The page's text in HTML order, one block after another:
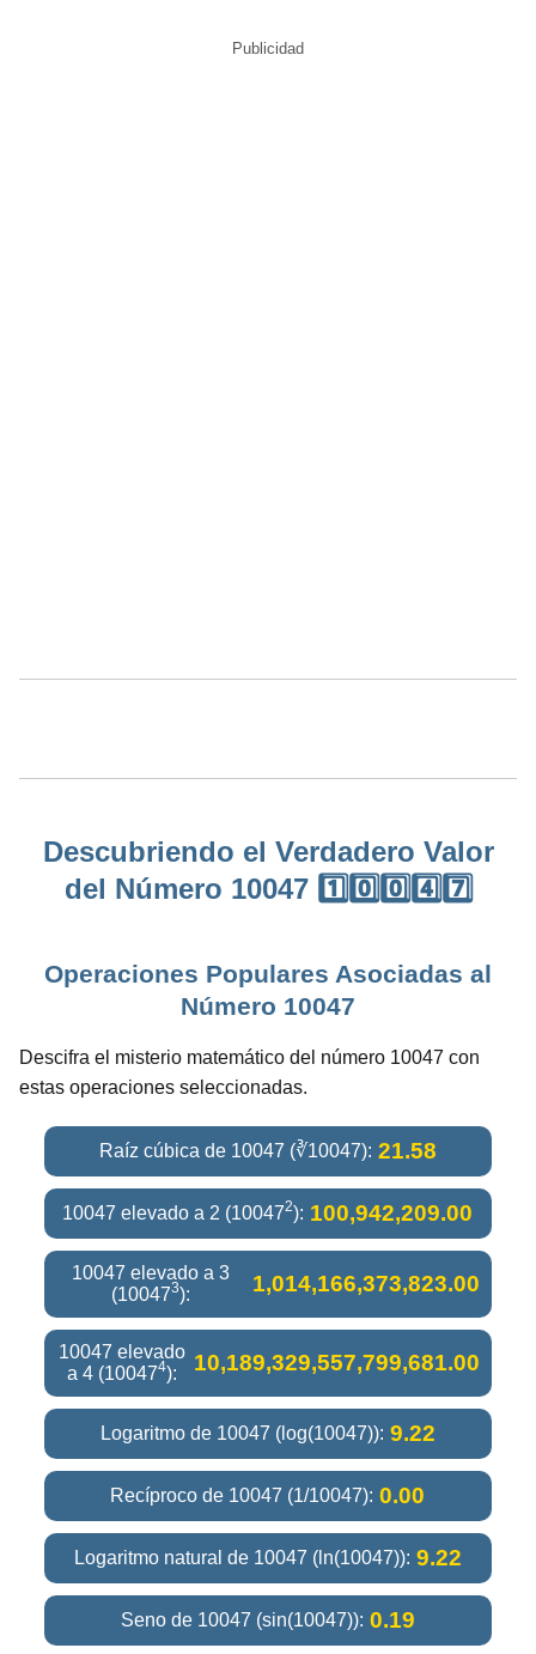
Publicidad
Descubriendo el Verdadero Valor
del Número 10047 1️⃣0️⃣0️⃣4️⃣7️⃣
Operaciones Populares Asociadas al
Número 10047
Descifra el misterio matemático del número 10047 con
estas operaciones seleccionadas.
Raíz cúbica de 10047 (∛10047): 21.58
10047 elevado a 2 (100472): 100,942,209.00
10047 elevado a 3
(100473): 1,014,166,373,823.00
10047 elevado
a 4 (100474): 10,189,329,557,799,681.00
Logaritmo de 10047 (log(10047)): 9.22
Recíproco de 10047 (1/10047): 0.00
Logaritmo natural de 10047 (ln(10047)): 9.22
Seno de 10047 (sin(10047)): 0.19